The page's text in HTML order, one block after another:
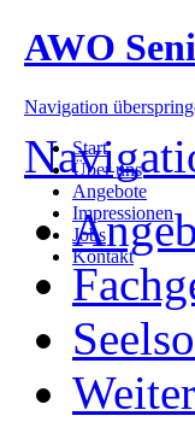
AWO
Navigation
Start
Über uns
Angebote
Impressionen
Jobs
Kontakt